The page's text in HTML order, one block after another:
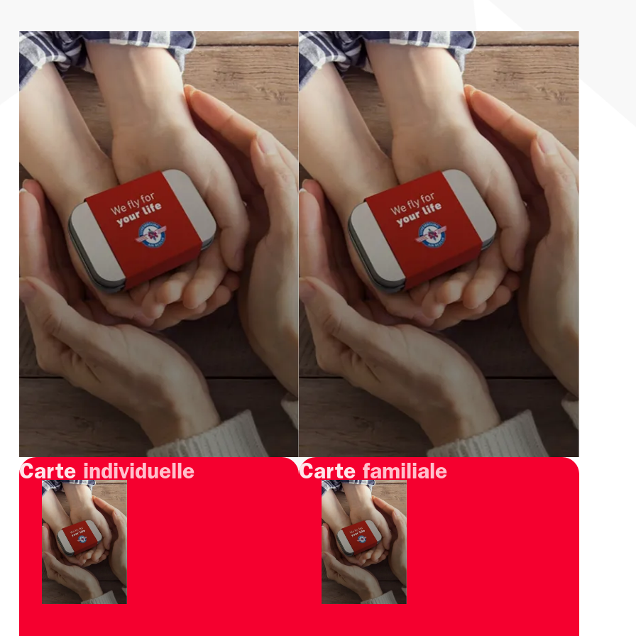
Carte individuelle Carte familiale